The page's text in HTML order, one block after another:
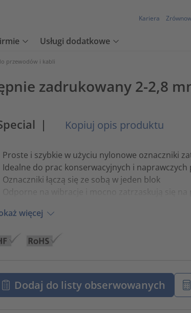
Kariera
Usługi dodatkowe
przewodów i kabli
zadrukowany 2-2,8
| Kopiuj opis produktu
Proste i szybkie w użyciu nylonowe oznaczniki
Idealne do prac konserwacyjnych i
Oznaczniki łączą się ze sobą w jeden blok
Odporne na wibracje i mocno zatrzaskują się na
więcej
Dodaj do listy obserwowanych